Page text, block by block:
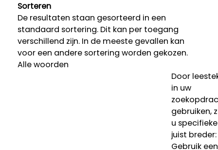
Sorteren
De resultaten staan gesorteerd in een
standaard sortering. Dit kan per toegang
verschillend zijn. In de meeste gevallen kan
voor een andere sortering worden gekozen.
Alle woorden
Door
in uw
gebruiken,
u
juist breder:
Gebruik een